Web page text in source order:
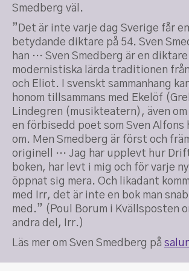
Smedberg väl.
”Det är inte varje dag Sverige får
betydande diktare på 54. Sven
han … Sven Smedberg är en
modernistiska lärda traditionen
och Eliot. I svenskt sammanhang
honom tillsammans med Ekelöf
Lindegren (musikteatern), även
en förbisedd poet som Sven Alfons
om. Men Smedberg är först och
originell … Jag har upplevt hur
boken, har levt i mig och för varje
öppnat sig mera. Och likadant
med Irr, det är inte en bok man
med.” (Poul Borum i Kvällsposten
andra del, Irr.)
Läs mer om Sven Smedberg på